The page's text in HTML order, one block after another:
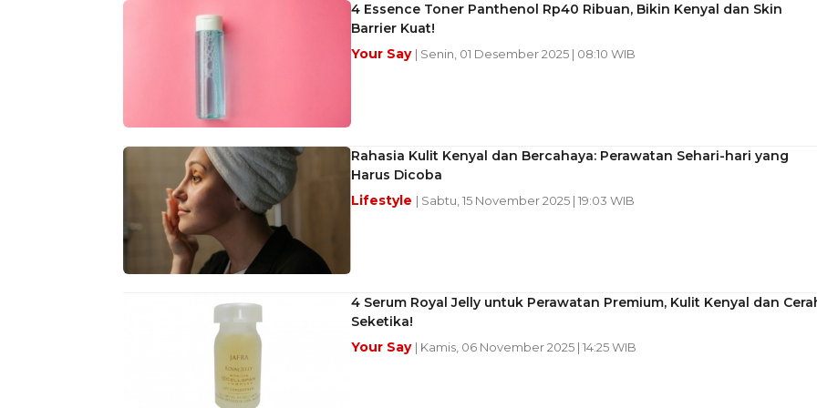
4 Essence Toner Panthenol Rp40 Ribuan, Bikin Kenyal dan Skin
Barrier Kuat!
Your Say | Senin, 01 Desember 2025 | 08:10 WIB
Rahasia Kulit Kenyal dan Bercahaya: Perawatan Sehari-hari yang
Harus Dicoba
Lifestyle | Sabtu, 15 November 2025 | 19:03 WIB
4 Serum Royal Jelly untuk Perawatan Premium, Kulit Kenyal dan
Seketika!
Your Say | Kamis, 06 November 2025 | 14:25 WIB